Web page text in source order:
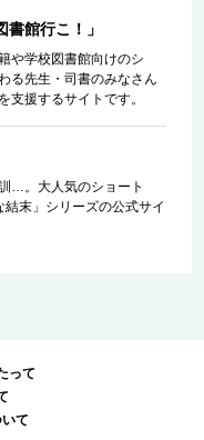
館行こ！」
や学校図書館向けのシ
る先生・司書のみなさん
支援するサイトです。
…。大人気のショート
末」シリーズの公式サイ
って
て